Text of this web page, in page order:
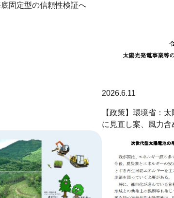
固定型の信頼性検証へ
2026.6.11
【政策】環境省：
に見直し案、風力